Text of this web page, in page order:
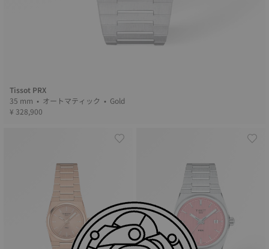
Tissot PRX
35 mm • オートマティック • Gold
¥ 328,900